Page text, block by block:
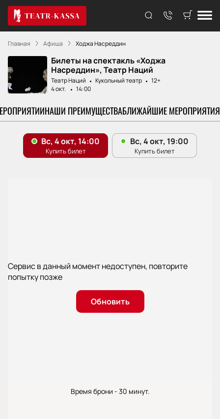
Главная Афиша Ходжа Насреддин
Билеты на спектакль «Ходжа
Насреддин», Театр Наций
Театр Наций Кукольный театр
12+
4 окт.
14:00
НАШИ ПРЕИМУЩЕСТВАБЛИЖАЙШИЕ МЕРОПРИЯТИЯ
Сервис в данный момент недоступен, повторите
попытку позже
Обновить
Время брони - 30 минут.